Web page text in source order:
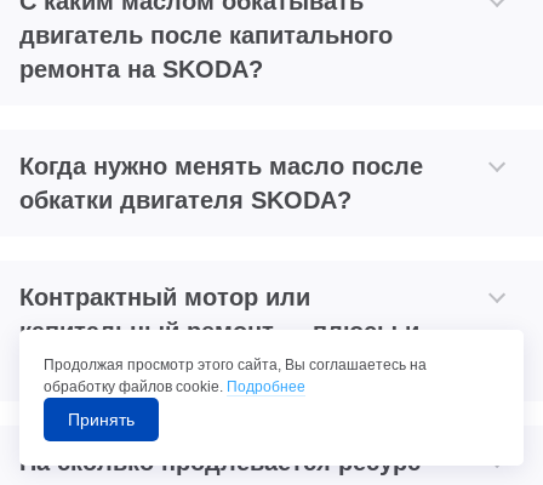
двигатель после капитального
ремонта на SKODA?
Когда нужно менять масло после
обкатки двигателя SKODA?
Контрактный мотор или
капитальный ремонт — плюсы и
минусы для SKODA?
На сколько продлевается ресурс
Продолжая просмотр этого сайта, Вы соглашаетесь на
обработку файлов cookie. Подробнее
Принять